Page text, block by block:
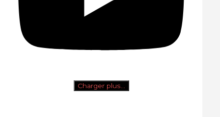
Charger plus…